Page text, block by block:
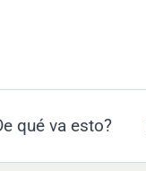
qué va esto?